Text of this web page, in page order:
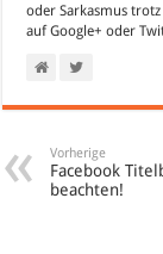
oder Sarkasmus
aufGoogle+ oder
Vorherige
Facebook
beachten!